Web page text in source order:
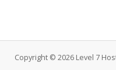
Copyright © 2026 Level 7